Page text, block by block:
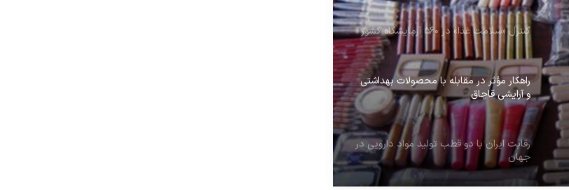
کنترل «سلامت غذا» در ۵۶۰ آزمایشگاه کشور
راهکار مؤثر در مقابله با محصولات بهداشتی
و آرایشی قاچاق
رقابت ایران با دو قطب تولید مواد دارویی در
جهان